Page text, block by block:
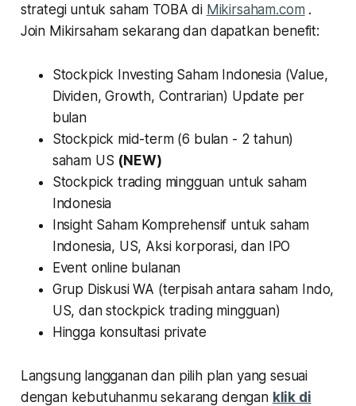
strategi untuk saham TOBA di Mikirsaham.com .
Join Mikirsaham sekarang dan dapatkan benefit:
Stockpick Investing Saham Indonesia (Value,
Dividen, Growth, Contrarian) Update per
bulan
Stockpick mid-term (6 bulan - 2 tahun)
saham US (NEW)
Stockpick trading mingguan untuk saham
Indonesia
Insight Saham Komprehensif untuk saham
Indonesia, US, Aksi korporasi, dan IPO
Event online bulanan
Grup Diskusi WA (terpisah antara saham Indo,
US, dan stockpick trading mingguan)
Hingga konsultasi private
Langsung langganan dan pilih plan yang sesuai
dengan kebutuhanmu sekarang dengan klik di